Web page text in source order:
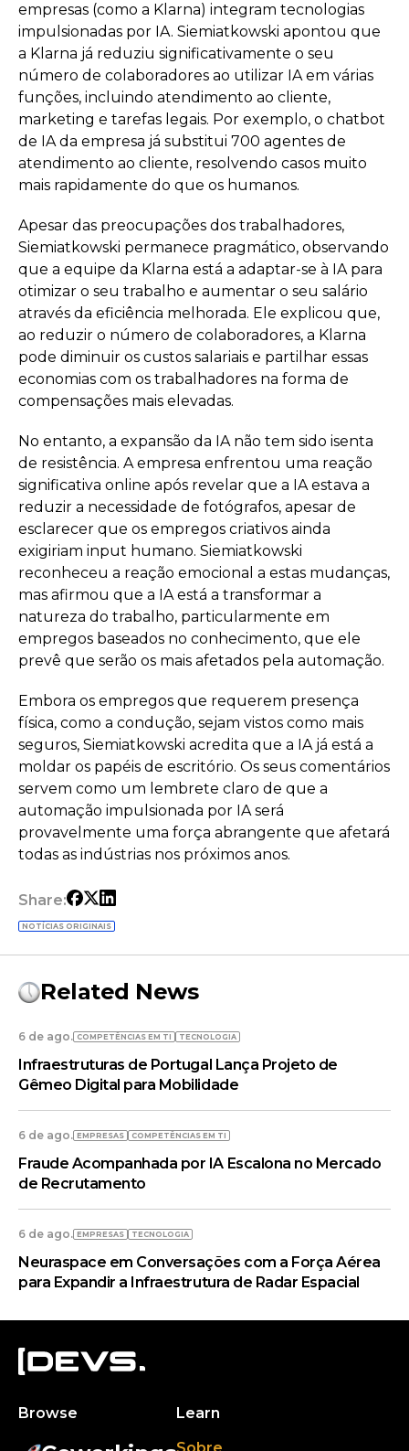
empresas (como a Klarna) integram tecnologias
impulsionadas por IA. Siemiatkowski apontou que
a Klarna já reduziu significativamente o seu
número de colaboradores ao utilizar IA em várias
funções, incluindo atendimento ao cliente,
marketing e tarefas legais. Por exemplo, o chatbot
de IA da empresa já substitui 700 agentes de
atendimento ao cliente, resolvendo casos muito
mais rapidamente do que os humanos.
Apesar das preocupações dos trabalhadores,
Siemiatkowski permanece pragmático, observando
que a equipe da Klarna está a adaptar-se à IA para
otimizar o seu trabalho e aumentar o seu salário
através da eficiência melhorada. Ele explicou que,
ao reduzir o número de colaboradores, a Klarna
pode diminuir os custos salariais e partilhar essas
economias com os trabalhadores na forma de
compensações mais elevadas.
No entanto, a expansão da IA não tem sido isenta
de resistência. A empresa enfrentou uma reação
significativa online após revelar que a IA estava a
reduzir a necessidade de fotógrafos, apesar de
esclarecer que os empregos criativos ainda
exigiriam input humano. Siemiatkowski
reconheceu a reação emocional a estas mudanças,
mas afirmou que a IA está a transformar a
natureza do trabalho, particularmente em
empregos baseados no conhecimento, que ele
prevê que serão os mais afetados pela automação.
Embora os empregos que requerem presença
física, como a condução, sejam vistos como mais
seguros, Siemiatkowski acredita que a IA já está a
moldar os papéis de escritório. Os seus comentários
servem como um lembrete claro de que a
automação impulsionada por IA será
provavelmente uma força abrangente que afetará
todas as indústrias nos próximos anos.
Share:
NOTÍCIAS ORIGINAIS
Related News
6 de ago. COMPETÊNCIAS EM TI TECNOLOGIA
Infraestruturas de Portugal Lança Projeto de
Gêmeo Digital para Mobilidade
6 de ago. EMPRESAS COMPETÊNCIAS EM TI
Fraude Acompanhada por IA Escalona no Mercado
de Recrutamento
6 de ago. EMPRESAS TECNOLOGIA
Neuraspace em Conversações com a Força Aérea
para Expandir a Infraestrutura de Radar Espacial
Browse
Learn